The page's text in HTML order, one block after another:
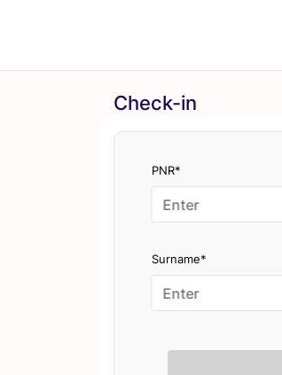
Check-in
PNR*
Surname*